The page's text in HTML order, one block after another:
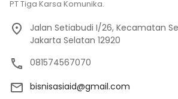
PT Tiga Karsa Komunika.
Jalan Setiabudi I/26, Kecamatan
Jakarta Selatan 12920
081574567070
bisnisasiaid@gmail.com